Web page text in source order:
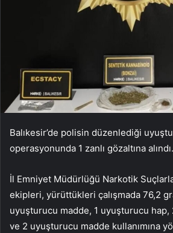
Balıkesir’de polisin düzenlediği
operasyonunda 1 zanlı gözaltına alındı.
İl Emniyet Müdürlüğü Narkotik
ekipleri, yürüttükleri çalışmada 76,2
uyuşturucu madde, 1 uyuşturucu hap,
ve 2 uyuşturucu madde kullanımına